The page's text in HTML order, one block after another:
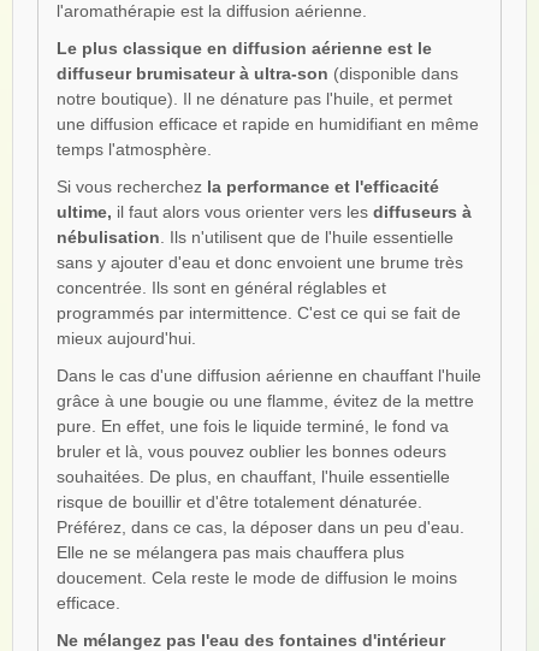
l'aromathérapie est la diffusion aérienne.
Le plus classique en diffusion aérienne est le
diffuseur brumisateur à ultra-son (disponible dans
notre boutique). Il ne dénature pas l'huile, et permet
une diffusion efficace et rapide en humidifiant en même
temps l'atmosphère.
Si vous recherchez la performance et l'efficacité
ultime, il faut alors vous orienter vers les diffuseurs à
nébulisation . Ils n'utilisent que de l'huile essentielle
sans y ajouter d'eau et donc envoient une brume très
concentrée. Ils sont en général réglables et
programmés par intermittence. C'est ce qui se fait de
mieux aujourd'hui.
Dans le cas d'une diffusion aérienne en chauffant l'huile
grâce à une bougie ou une flamme, évitez de la mettre
pure. En effet, une fois le liquide terminé, le fond va
bruler et là, vous pouvez oublier les bonnes odeurs
souhaitées. De plus, en chauffant, l'huile essentielle
risque de bouillir et d'être totalement dénaturée.
Préférez, dans ce cas, la déposer dans un peu d'eau.
Elle ne se mélangera pas mais chauffera plus
doucement. Cela reste le mode de diffusion le moins
efficace.
Ne mélangez pas l'eau des fontaines d'intérieur